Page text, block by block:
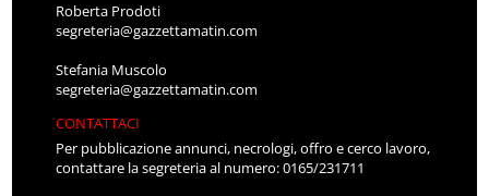
Roberta Prodoti
segreteria@gazzettamatin.com
Stefania Muscolo
segreteria@gazzettamatin.com
CONTATTACI
Per pubblicazione annunci, necrologi, offro e cerco lavoro,
contattare la segreteria al numero: 0165/231711